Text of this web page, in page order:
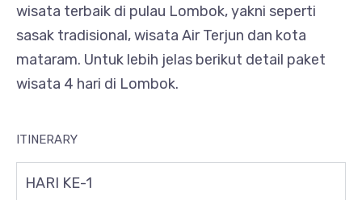
wisata terbaik di pulau Lombok, yakni seperti
sasak tradisional, wisata Air Terjun dan kota
mataram. Untuk lebih jelas berikut detail paket
wisata 4 hari di Lombok.
ITINERARY
HARI KE-1